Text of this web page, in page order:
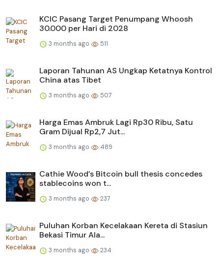
KCIC Pasang Target Penumpang Whoosh
30.000 per Hari di 2028
3 months ago 511
Laporan Tahunan AS Ungkap Ketatnya Kontrol
China atas Tibet
3 months ago 507
Harga Emas Ambruk Lagi Rp30 Ribu, Satu
Gram Dijual Rp2,7 Jut...
3 months ago 489
Cathie Wood’s Bitcoin bull thesis concedes
stablecoins won t...
3 months ago 237
Puluhan Korban Kecelakaan Kereta di Stasiun
Bekasi Timur Ala...
3 months ago 234